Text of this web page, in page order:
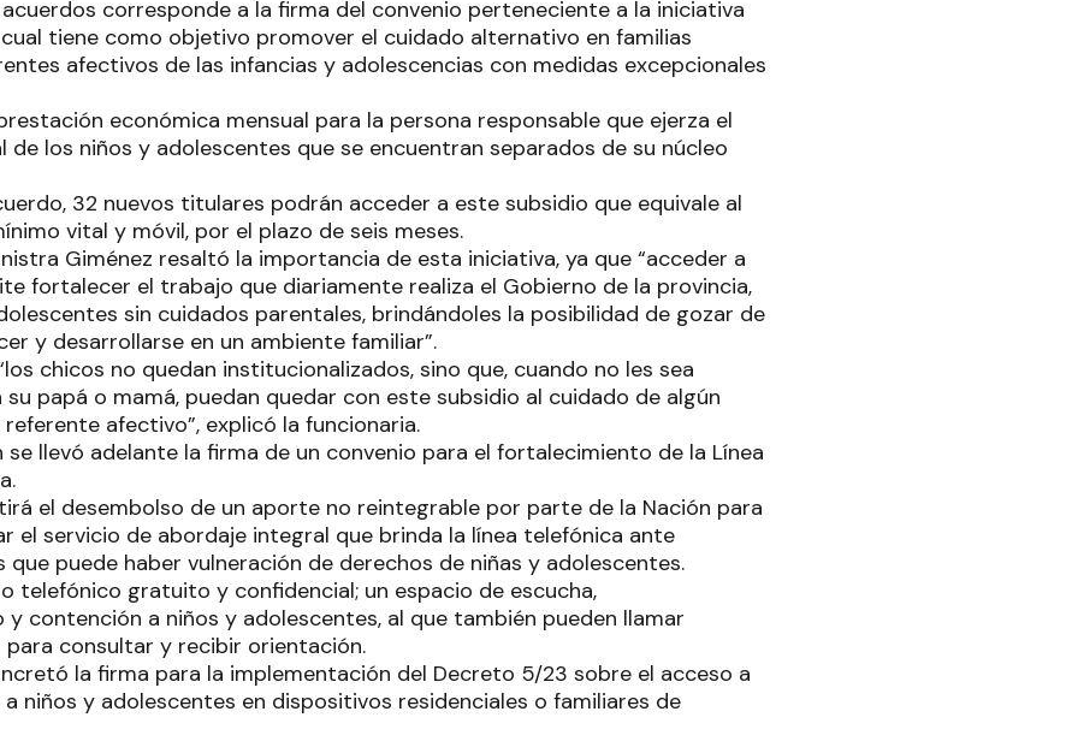
corresponde a la firma del convenio perteneciente a la iniciativa
tiene como objetivo promover el cuidado alternativo en familias
afectivos de las infancias y adolescencias con medidas excepcionales
económica mensual para la persona responsable que ejerza el
los niños y adolescentes que se encuentran separados de su núcleo
32 nuevos titulares podrán acceder a este subsidio que equivale al
vital y móvil, por el plazo de seis meses.
Giménez resaltó la importancia de esta iniciativa, ya que “acceder a
fortalecer el trabajo que diariamente realiza el Gobierno de la provincia,
sin cuidados parentales, brindándoles la posibilidad de gozar de
y desarrollarse en un ambiente familiar”.
chicos no quedan institucionalizados, sino que, cuando no les sea
papá o mamá, puedan quedar con este subsidio al cuidado de algún
afectivo”, explicó la funcionaria.
se llevó adelante la firma de un convenio para el fortalecimiento de la Línea
el desembolso de un aporte no reintegrable por parte de la Nación para
el servicio de abordaje integral que brinda la línea telefónica ante
que puede haber vulneración de derechos de niñas y adolescentes.
telefónico gratuito y confidencial; un espacio de escucha,
contención a niños y adolescentes, al que también pueden llamar
consultar y recibir orientación.
la firma para la implementación del Decreto 5/23 sobre el acceso a
niños y adolescentes en dispositivos residenciales o familiares de